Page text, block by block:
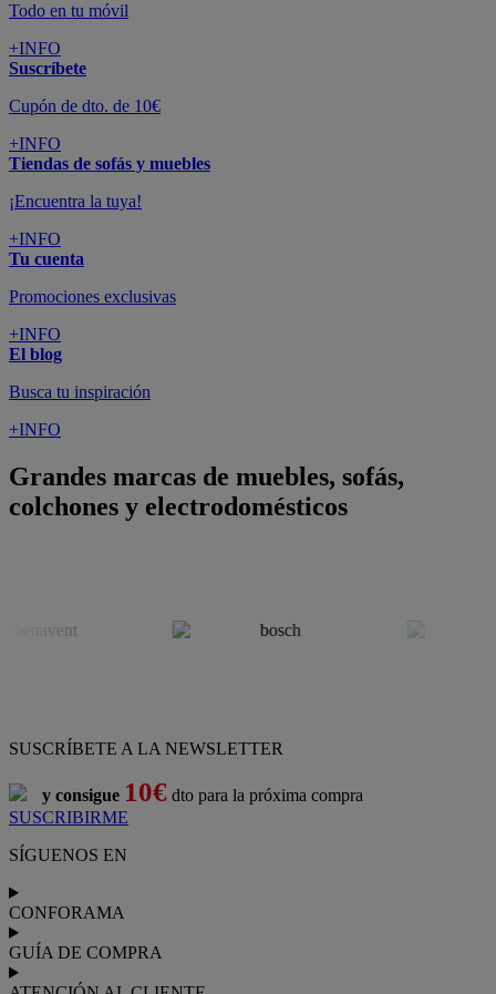
Todo en tu móvil
+INFO
Suscríbete
Cupón de dto. de 10€
+INFO
Tiendas de sofás y muebles
¡Encuentra la tuya!
+INFO
Tu cuenta
Promociones exclusivas
+INFO
El blog
Busca tu inspiración
+INFO
Grandes marcas de muebles, sofás,
colchones y electrodomésticos
SUSCRÍBETE A LA NEWSLETTER
y consigue 10€ dto para la próxima compra
SUSCRIBIRME
SÍGUENOS EN
CONFORAMA
GUÍA DE COMPRA